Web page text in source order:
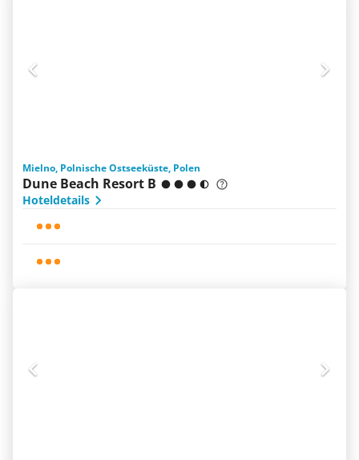
Mielno, Polnische Ostseeküste, Polen
Dune Beach Resort B
Hoteldetails